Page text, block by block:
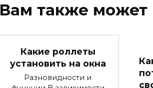
Вам также может
Какие роллеты
установить на окна
Разновидности и